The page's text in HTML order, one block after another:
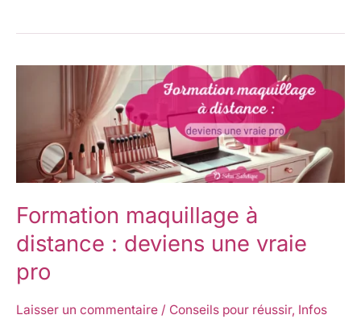
Formation maquillage à
distance : deviens une vraie
pro
Laisser un commentaire / Conseils pour réussir, Infos
distance
deviens
une
vraie
pro